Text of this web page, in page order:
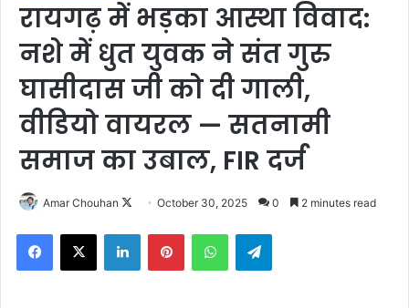
रायगढ़ में भड़का आस्था विवाद:
नशे में धुत युवक ने संत गुरु
घासीदास जी को दी गाली,
वीडियो वायरल — सतनामी
समाज का उबाल, FIR दर्ज
Amar Chouhan
FollowOctober 30, 2025 0 2 minutes read
Facebook
X LinkedInPinterestWhatsAppTelegram